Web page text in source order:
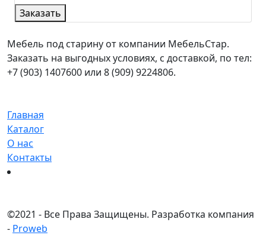
Заказать
Мебель под старину от компании МебельСтар.
Заказать на выгодных условиях, с доставкой, по тел:
+7 (903) 1407600 или 8 (909) 9224806.
Главная
Каталог
О нас
Контакты
©2021 - Все Права Защищены. Разработка компания
- Proweb